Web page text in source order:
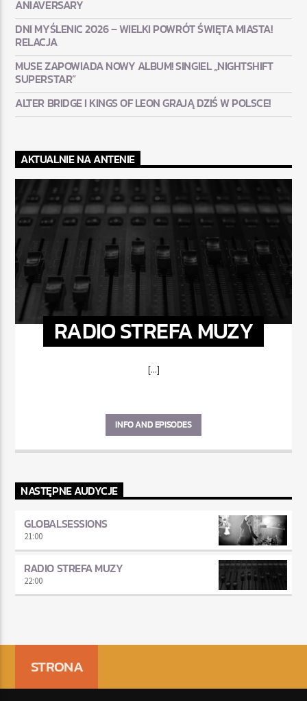
ANIAVERSARY
DNI MYŚLENIC 2026 – WIELKI POWRÓT ŚWIĘTA MIASTA!
RELACJA
MUSE ZAPOWIADA NOWY ALBUM! SINGIEL „NIGHTSHIFT
SUPERSTAR”
ALTER BRIDGE I KINGS OF LEON GRAJĄ DZIŚ W POLSCE!
AKTUALNIE NA ANTENIE
RADIO STREFA MUZY
[...]
INFO AND EPISODES
NASTĘPNE AUDYCJE
GLOBALSESSIONS
21:00
RADIO STREFA MUZY
22:00
STRONA